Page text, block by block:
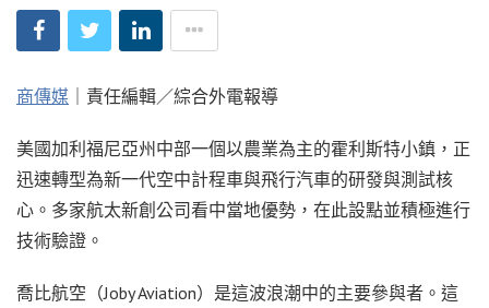
商傳媒 ｜責任編輯／綜合外電報導
美國加利福尼亞州中部一個以農業為主的霍利斯特小鎮，正
迅速轉型為新一代空中計程車與飛行汽車的研發與測試核
心。多家航太新創公司看中當地優勢，在此設點並積極進行
技術驗證。
喬比航空（Joby Aviation）是這波浪潮中的主要參與者。這